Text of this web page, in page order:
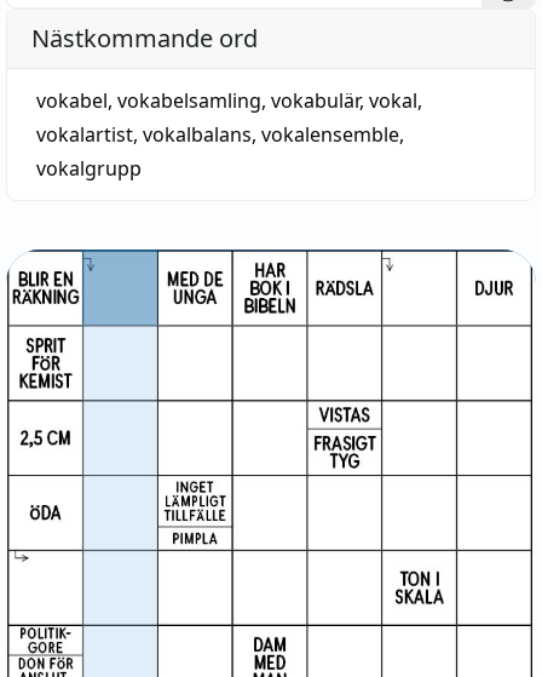
Nästkommande ord
vokabel, vokabelsamling, vokabulär, vokal,
vokalartist, vokalbalans, vokalensemble,
vokalgrupp